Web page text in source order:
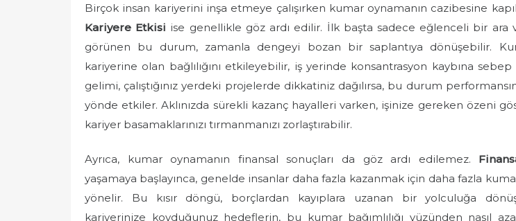
Birçok insan kariyerini inşa etmeye çalışırken kumar oynamanın cazibesine
Kariyere Etkisi ise genellikle göz ardı edilir. İlk başta sadece eğlenceli bir ara
görünen bu durum, zamanla dengeyi bozan bir saplantıya dönüşebilir.
kariyerine olan bağlılığını etkileyebilir, iş yerinde konsantrasyon kaybına
gelimi, çalıştığınız yerdeki projelerde dikkatiniz dağılırsa, bu durum
yönde etkiler. Aklınızda sürekli kazanç hayalleri varken, işinize gereken özeni
kariyer basamaklarınızı tırmanmanızı zorlaştırabilir.
Ayrıca, kumar oynamanın finansal sonuçları da göz ardı edilemez.
yaşamaya başlayınca, genelde insanlar daha fazla kazanmak için daha fazla
yönelir. Bu kısır döngü, borçlardan kayıplara uzanan bir yolculuğa
kariyerinize koyduğunuz hedeflerin, bu kumar bağımlılığı yüzünden nasıl